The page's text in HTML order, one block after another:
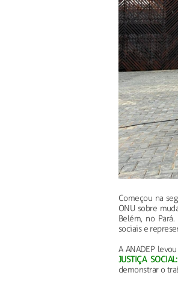
Começou na
ONU sobre
Belém, no
sociais e
A ANADEP
JUSTIÇA
demonstrar o